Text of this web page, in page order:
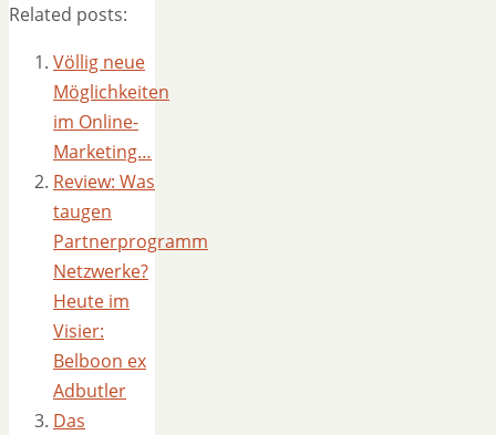
Related posts:
Völlig neue
Möglichkeiten
im Online-
Marketing…
Review: Was
taugen
Partnerprogramm
Netzwerke?
Heute im
Visier:
Belboon ex
Adbutler
Das